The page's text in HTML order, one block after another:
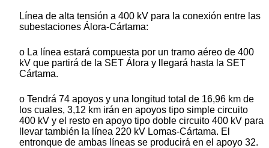
Línea de alta tensión a 400 kV para la conexión entre las
subestaciones Álora-Cártama:
o La línea estará compuesta por un tramo aéreo de 400
kV que partirá de la SET Álora y llegará hasta la SET
Cártama.
o Tendrá 74 apoyos y una longitud total de 16,96 km de
los cuales, 3,12 km irán en apoyos tipo simple circuito
400 kV y el resto en apoyo tipo doble circuito 400 kV para
llevar también la línea 220 kV Lomas-Cártama. El
entronque de ambas líneas se producirá en el apoyo 32.